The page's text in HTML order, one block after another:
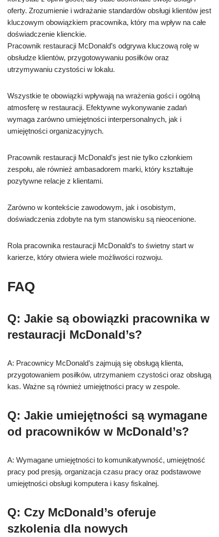
oferty. Zrozumienie i wdrażanie standardów obsługi klientów jest
kluczowym obowiązkiem pracownika, który ma wpływ na całe
doświadczenie klienckie.
Pracownik restauracji McDonald’s odgrywa kluczową rolę w
obsłudze klientów, przygotowywaniu posiłków oraz
utrzymywaniu czystości w lokalu.
Wszystkie te obowiązki wpływają na wrażenia gości i ogólną
atmosferę w restauracji. Efektywne wykonywanie zadań
wymaga zarówno umiejętności interpersonalnych, jak i
umiejętności organizacyjnych.
Pracownik restauracji McDonald’s jest nie tylko członkiem
zespołu, ale również ambasadorem marki, który kształtuje
pozytywne relacje z klientami.
Zarówno w kontekście zawodowym, jak i osobistym,
doświadczenia zdobyte na tym stanowisku są nieocenione.
Rola pracownika restauracji McDonald’s to świetny start w
karierze, który otwiera wiele możliwości rozwoju.
FAQ
Q: Jakie są obowiązki pracownika w
restauracji McDonald’s?
A: Pracownicy McDonald’s zajmują się obsługą klienta,
przygotowaniem posiłków, utrzymaniem czystości oraz obsługą
kas. Ważne są również umiejętności pracy w zespole.
Q: Jakie umiejętności są wymagane
od pracowników w McDonald’s?
A: Wymagane umiejętności to komunikatywność, umiejętność
pracy pod presją, organizacja czasu pracy oraz podstawowe
umiejętności obsługi komputera i kasy fiskalnej.
Q: Czy McDonald’s oferuje
szkolenia dla nowych